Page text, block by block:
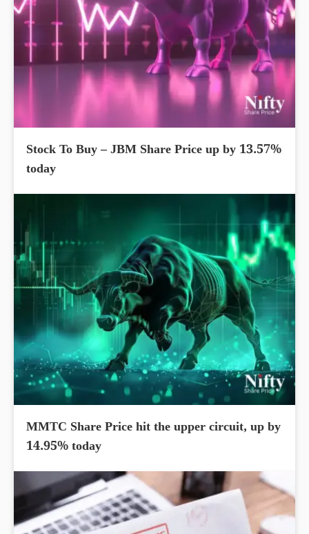
Stock To Buy – JBM Share Price up by 13.57%
today
MMTC Share Price hit the upper circuit, up by
14.95% today